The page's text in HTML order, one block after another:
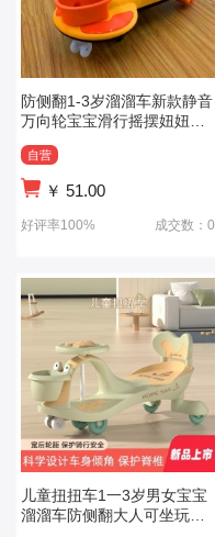
防侧翻1-3岁溜溜车新款静音
万向轮宝宝滑行摇摆妞妞车
自营
￥ 51.00
好评率100% 成交数：0
儿童扭扭车1一3岁男女宝宝
溜溜车防侧翻大人可坐玩具